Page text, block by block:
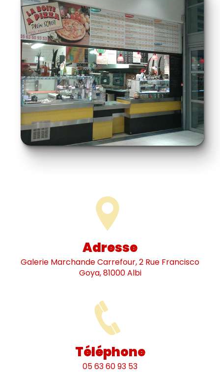
Adresse
Galerie Marchande Carrefour, 2 Rue Francisco
Goya, 81000 Albi
Téléphone
05 63 60 93 53